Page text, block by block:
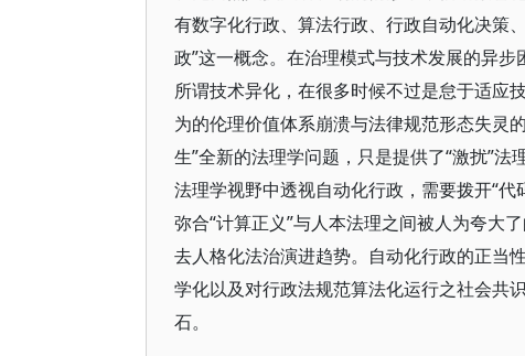
有数字化行政、算法行政、行政自动化决策
政”这一概念。在治理模式与技术发展的异
所谓技术异化，在很多时候不过是怠于适应
为的伦理价值体系崩溃与法律规范形态失灵
生”全新的法理学问题，只是提供了“激扰”
法理学视野中透视自动化行政，需要拨开“代
弥合“计算正义”与人本法理之间被人为夸大
去人格化法治演进趋势。自动化行政的正当
学化以及对行政法规范算法化运行之社会共
石。